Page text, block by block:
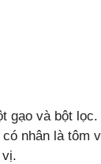
gạo và bột lọc.
nhân là tôm